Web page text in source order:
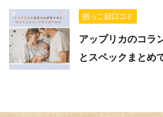
抱っこ紐口コミ
アップリカのコラ
とスペックまとめ